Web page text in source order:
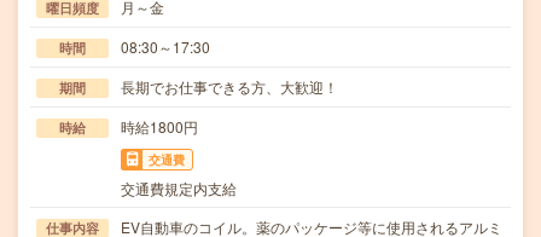
曜日頻度 月～金
時間 08:30～17:30
期間 長期でお仕事できる方、大歓迎！
時給 時給1800円
交通費
交通費規定内支給
仕事内容
EV自動車のコイル。薬のパッケージ等に使用されるアルミ